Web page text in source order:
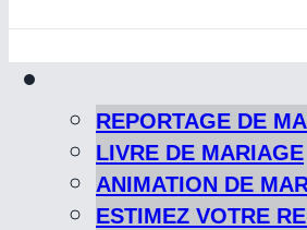
REPORTAGE DE
LIVRE DE MARIAGE
ANIMATION DE
ESTIMEZ VOTRE